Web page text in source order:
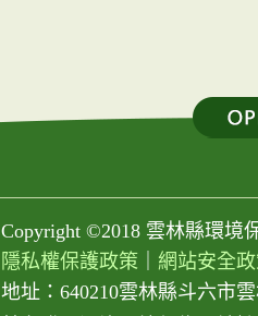
Copyright ©2018 雲林縣環境
隱私權保護政策
網站安全
地址：640210雲林縣斗六市